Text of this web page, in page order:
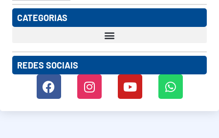
CATEGORIAS
REDES SOCIAIS